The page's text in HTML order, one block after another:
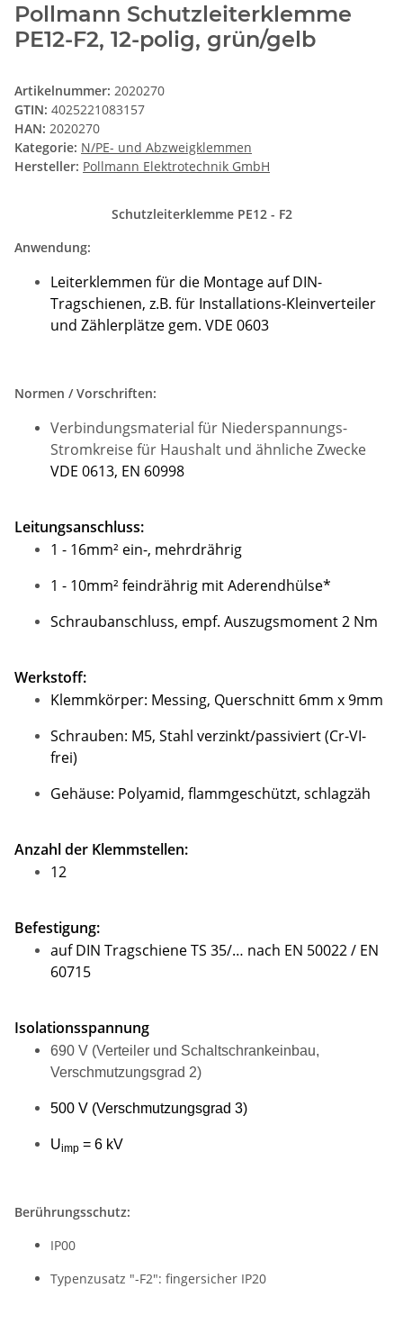
Pollmann Schutzleiterklemme
PE12-F2, 12-polig, grün/gelb
Artikelnummer: 2020270
GTIN: 4025221083157
HAN: 2020270
Kategorie: N/PE- und Abzweigklemmen
Hersteller: Pollmann Elektrotechnik GmbH
Schutzleiterklemme PE12 - F2
Anwendung:
Leiterklemmen für die Montage auf DIN-
Tragschienen, z.B. für Installations-Kleinverteiler
und Zählerplätze gem. VDE 0603
Normen / Vorschriften:
Verbindungsmaterial für Niederspannungs-
Stromkreise für Haushalt und ähnliche Zwecke
VDE 0613, EN 60998
Leitungsanschluss:
1 - 16mm² ein-, mehrdrährig
1 - 10mm² feindrährig mit Aderendhülse*
Schraubanschluss, empf. Auszugsmoment 2 Nm
Werkstoff:
Klemmkörper: Messing, Querschnitt 6mm x 9mm
Schrauben: M5, Stahl verzinkt/passiviert (Cr-VI-
frei)
Gehäuse: Polyamid, flammgeschützt, schlagzäh
Anzahl der Klemmstellen:
12
Befestigung:
auf DIN Tragschiene TS 35/… nach EN 50022 / EN
60715
Isolationsspannung
690 V (Verteiler und Schaltschrankeinbau,
Verschmutzungsgrad 2)
500 V (Verschmutzungsgrad 3)
Uimp = 6 kV
Berührungsschutz:
IP00
Typenzusatz "-F2": fingersicher IP20